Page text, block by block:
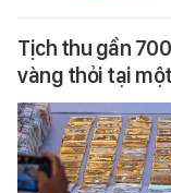
Tịch thu gần
vàng thỏi tại